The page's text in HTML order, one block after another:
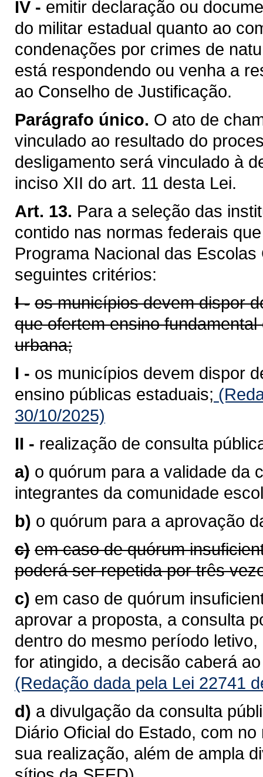
IV - emitir declaração ou
do militar estadual quanto ao
condenações por crimes de
está respondendo ou venha a
ao Conselho de Justificação.
Parágrafo único. O ato de
vinculado ao resultado do
desligamento será vinculado à
inciso XII do art. 11 desta Lei.
Art. 13. Para a seleção das
contido nas normas federais
Programa Nacional das
seguintes critérios:
I - os municípios devem dispor
que ofertem ensino
urbana;
I - os municípios devem dispor
ensino públicas estaduais;
30/10/2025)
II - realização de consulta
a) o quórum para a validade da
integrantes da comunidade
b) o quórum para a aprovação
c) em caso de quórum
poderá ser repetida por três
c) em caso de quórum
aprovar a proposta, a consulta
dentro do mesmo período
for atingido, a decisão caberá
(Redação dada pela Lei 22741
d) a divulgação da consulta
Diário Oficial do Estado, com
sua realização, além de ampla